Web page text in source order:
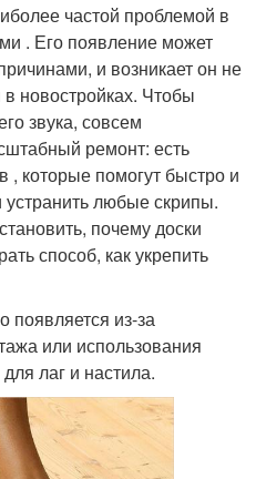
частой проблемой в
. Его появление может
и возникает он не
новостройках. Чтобы
звука, совсем
ремонт: есть
, которые помогут быстро и
любые скрипы.
почему доски
способ, как укрепить
появляется из-за
или использования
лаг и настила.